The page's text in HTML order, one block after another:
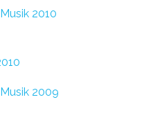
2010
2009